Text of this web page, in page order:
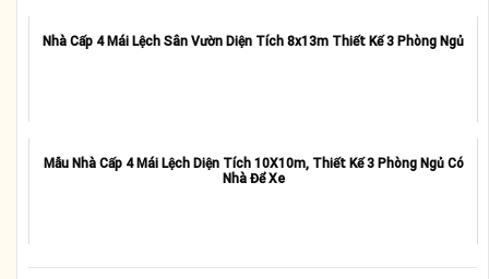
Nhà Cấp 4 Mái Lệch Sân Vườn Diện Tích 8x13m Thiết Kế 3 Phòng Ngủ
Mẫu Nhà Cấp 4 Mái Lệch Diện Tích 10X10m, Thiết Kế 3 Phòng Ngủ Có
Nhà Để Xe